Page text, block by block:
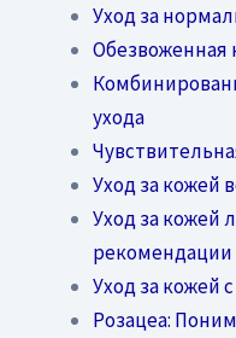
Уход за
Обезвоженная
ухода
Уход за кожей
Уход за кожей
рекомендации
Уход за кожей
Розацеа: